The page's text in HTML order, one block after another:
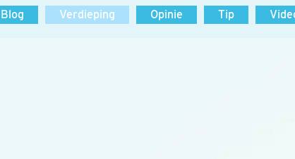
Blog Verdieping Opinie Tip